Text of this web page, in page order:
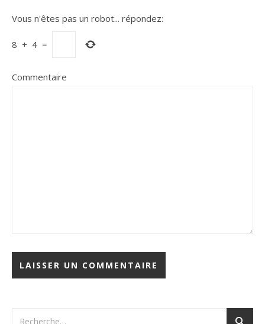
Vous n'êtes pas un robot... répondez:
8 + 4 =
Commentaire